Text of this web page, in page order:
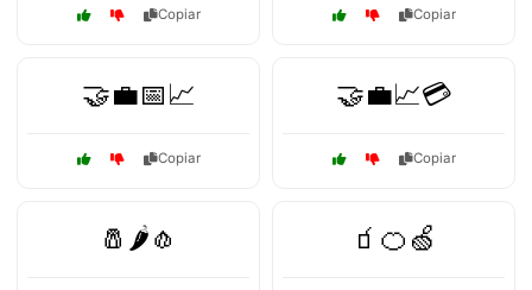
Copiar Copiar
🤝💼📅📈
Copiar
🤝💼📈💳
Copiar
🧂🌶️🧄 🧃🍊🍏